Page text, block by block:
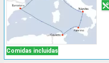
Comidas incluidas